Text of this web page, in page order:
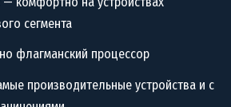
сегмента
флагманский процессор
производительные устройства и с